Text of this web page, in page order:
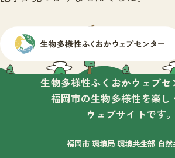
生物多様性ふくおかウェブセ
福岡市の生物多様性を楽し
ウェブサイトです。
福岡市 環境局 環境共生部 自然